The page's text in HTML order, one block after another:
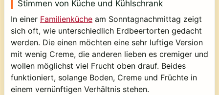
Stimmen von Küche und Kühlschrank
In einer Familienküche am Sonntagnachmittag zeigt
sich oft, wie unterschiedlich Erdbeertorten gedacht
werden. Die einen möchten eine sehr luftige Version
mit wenig Creme, die anderen lieben es cremiger und
wollen möglichst viel Frucht oben drauf. Beides
funktioniert, solange Boden, Creme und Früchte in
einem vernünftigen Verhältnis stehen.